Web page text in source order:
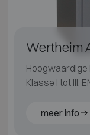
Wertheim
Klasse I tot III,
meer info